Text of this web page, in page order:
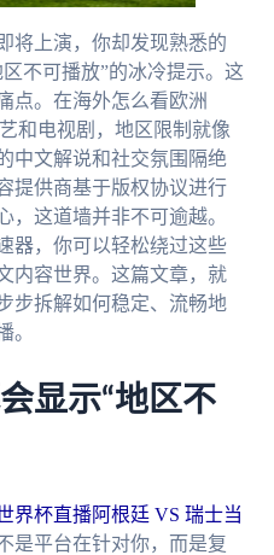
将上演，你却发现熟悉的
不可播放”的冰冷提示。这
点。在海外怎么看欧洲
和电视剧，地区限制就像
中文解说和社交氛围隔绝
提供商基于版权协议进行
，这道墙并非不可逾越。
器，你可以轻松绕过这些
内容世界。这篇文章，就
步拆解如何稳定、流畅地
。
显示“地区不
界杯直播阿根廷 VS 瑞士当
是平台在针对你，而是复